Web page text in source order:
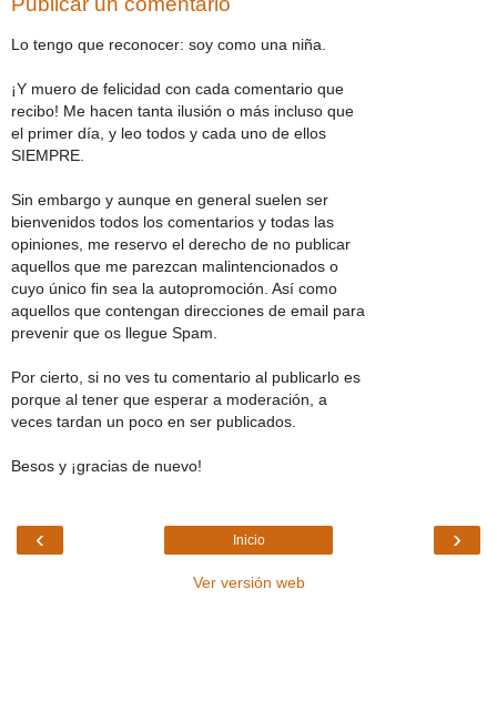
Lo tengo que reconocer: soy como una niña.
¡Y muero de felicidad con cada comentario que
recibo! Me hacen tanta ilusión o más incluso que
el primer día, y leo todos y cada uno de ellos
SIEMPRE.
Sin embargo y aunque en general suelen ser
bienvenidos todos los comentarios y todas las
opiniones, me reservo el derecho de no publicar
aquellos que me parezcan malintencionados o
cuyo único fin sea la autopromoción. Así como
aquellos que contengan direcciones de email para
prevenir que os llegue Spam.
Por cierto, si no ves tu comentario al publicarlo es
porque al tener que esperar a moderación, a
veces tardan un poco en ser publicados.
Besos y ¡gracias de nuevo!
‹ ›
Inicio
Ver versión web